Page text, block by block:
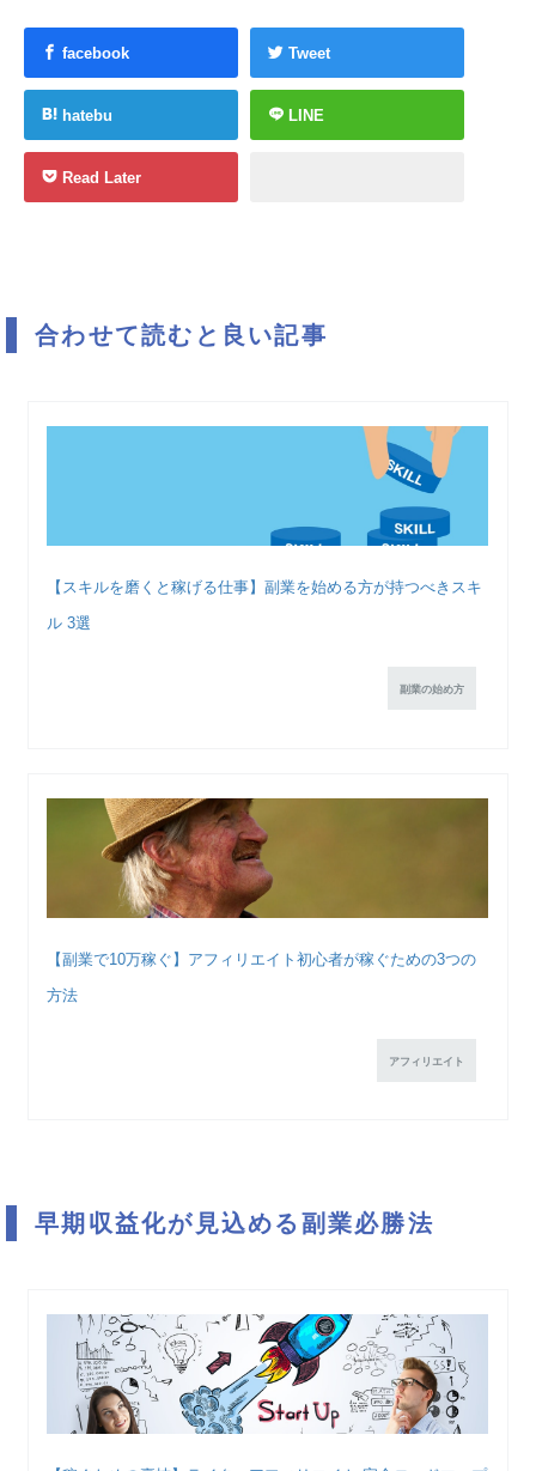
facebook Tweet
hatebu LINE
Read Later
合わせて読むと良い記事
【スキルを磨くと稼げる仕事】副業を始める方が持つべきスキ
ル 3選
副業の始め方
【副業で10万稼ぐ】アフィリエイト初心者が稼ぐための3つの
方法
アフィリエイト
早期収益化が見込める副業必勝法